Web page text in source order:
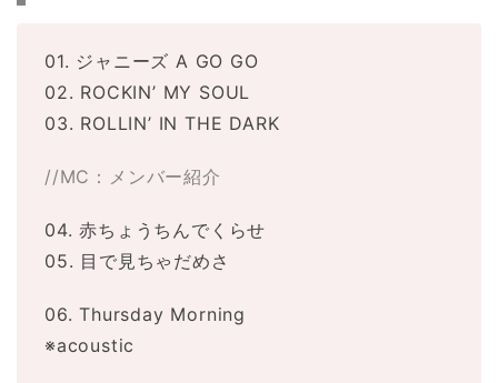
01. ジャニーズ A GO GO
02. ROCKIN’ MY SOUL
03. ROLLIN’ IN THE DARK
//MC：メンバー紹介
04. 赤ちょうちんでくらせ
05. 目で見ちゃだめさ
06. Thursday Morning
※acoustic